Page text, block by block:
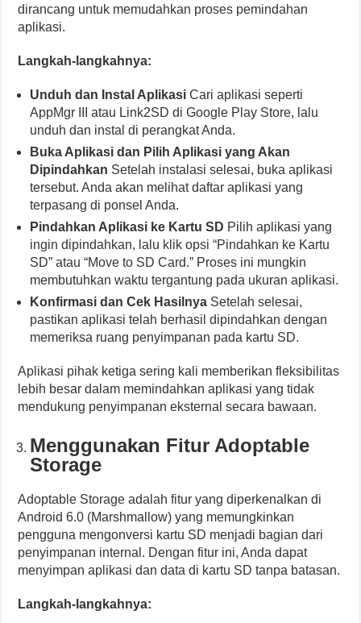
dirancang untuk memudahkan proses pemindahan
aplikasi.
Langkah-langkahnya:
Unduh dan Instal Aplikasi Cari aplikasi seperti
AppMgr III atau Link2SD di Google Play Store, lalu
unduh dan instal di perangkat Anda.
Buka Aplikasi dan Pilih Aplikasi yang Akan
Dipindahkan Setelah instalasi selesai, buka aplikasi
tersebut. Anda akan melihat daftar aplikasi yang
terpasang di ponsel Anda.
Pindahkan Aplikasi ke Kartu SD Pilih aplikasi yang
ingin dipindahkan, lalu klik opsi “Pindahkan ke Kartu
SD” atau “Move to SD Card.” Proses ini mungkin
membutuhkan waktu tergantung pada ukuran aplikasi.
Konfirmasi dan Cek Hasilnya Setelah selesai,
pastikan aplikasi telah berhasil dipindahkan dengan
memeriksa ruang penyimpanan pada kartu SD.
Aplikasi pihak ketiga sering kali memberikan fleksibilitas
lebih besar dalam memindahkan aplikasi yang tidak
mendukung penyimpanan eksternal secara bawaan.
Menggunakan Fitur Adoptable
Storage
Adoptable Storage adalah fitur yang diperkenalkan di
Android 6.0 (Marshmallow) yang memungkinkan
pengguna mengonversi kartu SD menjadi bagian dari
penyimpanan internal. Dengan fitur ini, Anda dapat
menyimpan aplikasi dan data di kartu SD tanpa batasan.
Langkah-langkahnya: